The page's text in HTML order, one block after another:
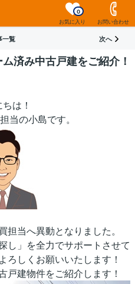
お気に入り
0
お問い合わせ
一覧 次へ
済み中古戸建をご紹介！
は！
当の小島です。
担当へ異動となりました。
し」を全力でサポートさせて
ろしくお願いいたします！
戸建物件をご紹介します！